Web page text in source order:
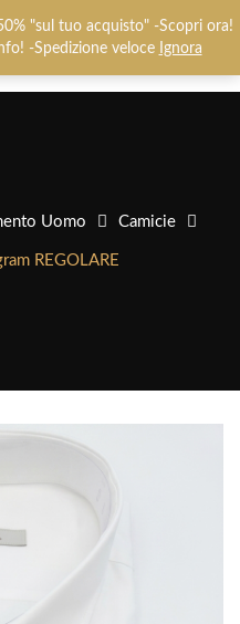
"sul tuo acquisto" -Scopri ora!
-Spedizione veloce Ignora
0
Uomo Camicie
REGOLARE